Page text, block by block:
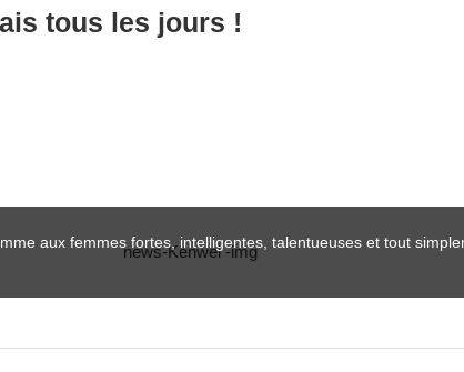
tous les jours !
aux femmes fortes, intelligentes, talentueuses et tout